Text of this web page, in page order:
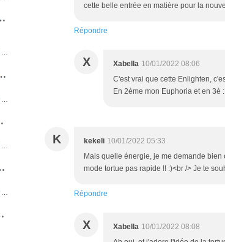
cette belle entrée en matière pour la
Répondre
X Xabella 10/01/2022 08:06
C'est vrai que cette Enlighten,
En 2ème mon Euphoria et en 3è
K kekeli 10/01/2022 05:33
Mais quelle énergie, je me demande bien
mode tortue pas rapide !! :)<br /> Je te
Répondre
X Xabella 10/01/2022 08:08
jours
de douceur pour Léa
couleurs !
pour Léa ! 👶✨
🦖